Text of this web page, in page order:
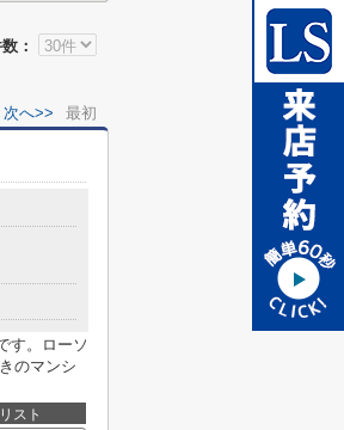
：
次へ>> 最初
す。ローソ
のマンシ
スト